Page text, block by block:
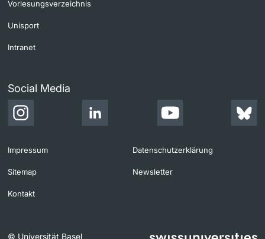
Vorlesungsverzeichnis
Unisport
Intranet
Social Media
Impressum Datenschutzerklärung
Sitemap Newsletter
Kontakt
© Universität Basel